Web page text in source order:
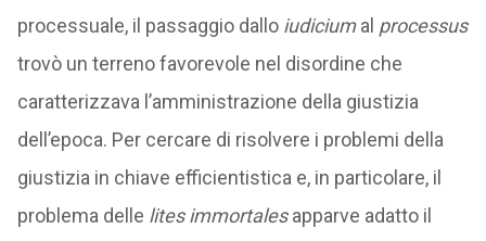
processuale, il passaggio dallo iudiciumal processus
trovò un terreno favorevole nel disordine che
caratterizzava l’amministrazione della giustizia
dell’epoca. Per cercare di risolvere i problemi della
giustizia in chiave efficientistica e, in particolare, il
problema delle lites immortalesapparve adatto il